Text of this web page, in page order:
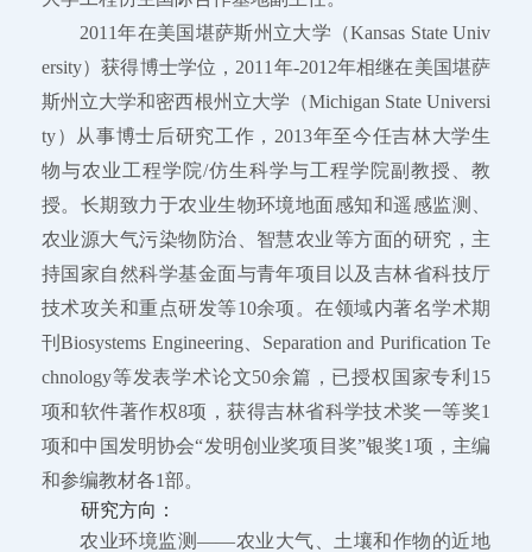
2011年在美国堪萨斯州立大学（Kansas State Univ
ersity）获得博士学位，2011年-2012年相继在美国堪萨
斯州立大学和密西根州立大学（Michigan State Universi
ty）从事博士后研究工作，2013年至今任吉林大学生
物与农业工程学院/仿生科学与工程学院副教授、教
授。长期致力于农业生物环境地面感知和遥感监测、
农业源大气污染物防治、智慧农业等方面的研究，主
持国家自然科学基金面与青年项目以及吉林省科技厅
技术攻关和重点研发等10余项。在领域内著名学术期
刊Biosystems Engineering、Separation and Purification Te
chnology等发表学术论文50余篇，已授权国家专利15
项和软件著作权8项，获得吉林省科学技术奖一等奖1
项和中国发明协会“发明创业奖项目奖”银奖1项，主编
和参编教材各1部。
研究方向：
农业环境监测——农业大气、土壤和作物的近地